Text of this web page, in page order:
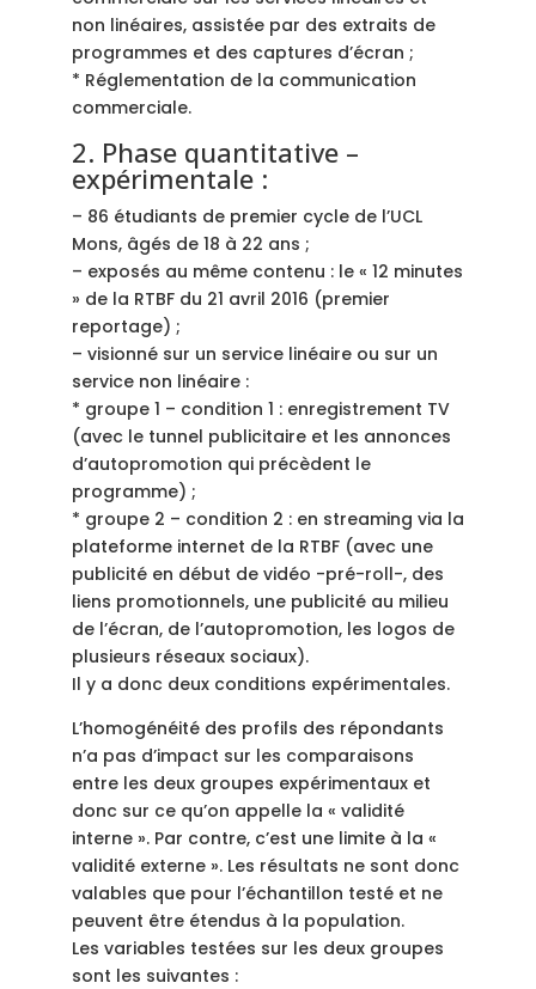
non linéaires, assistée par des extraits de
programmes et des captures d’écran ;
* Réglementation de la communication
commerciale.
2. Phase quantitative –
expérimentale :
– 86 étudiants de premier cycle de l’UCL
Mons, âgés de 18 à 22 ans ;
– exposés au même contenu : le « 12 minutes
» de la RTBF du 21 avril 2016 (premier
reportage) ;
– visionné sur un service linéaire ou sur un
service non linéaire :
* groupe 1 – condition 1 : enregistrement TV
(avec le tunnel publicitaire et les annonces
d’autopromotion qui précèdent le
programme) ;
* groupe 2 – condition 2 : en streaming via la
plateforme internet de la RTBF (avec une
publicité en début de vidéo -pré-roll-, des
liens promotionnels, une publicité au milieu
de l’écran, de l’autopromotion, les logos de
plusieurs réseaux sociaux).
Il y a donc deux conditions expérimentales.
L’homogénéité des profils des répondants
n’a pas d’impact sur les comparaisons
entre les deux groupes expérimentaux et
donc sur ce qu’on appelle la « validité
interne ». Par contre, c’est une limite à la «
validité externe ». Les résultats ne sont donc
valables que pour l’échantillon testé et ne
peuvent être étendus à la population.
Les variables testées sur les deux groupes
sont les suivantes :